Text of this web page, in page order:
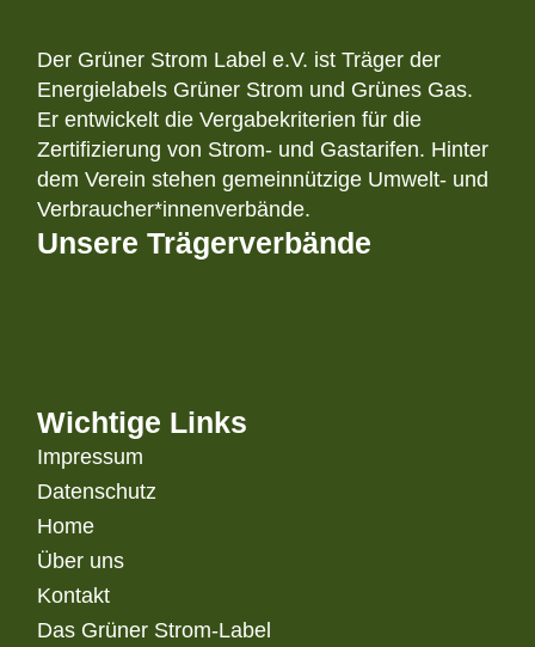
Der Grüner Strom Label e.V. ist Träger der
Energielabels Grüner Strom und Grünes Gas.
Er entwickelt die Vergabekriterien für die
Zertifizierung von Strom- und Gastarifen. Hinter
dem Verein stehen gemeinnützige Umwelt- und
Verbraucher*innenverbände.
Unsere Trägerverbände
Wichtige Links
Impressum
Datenschutz
Home
Über uns
Kontakt
Das Grüner Strom-Label